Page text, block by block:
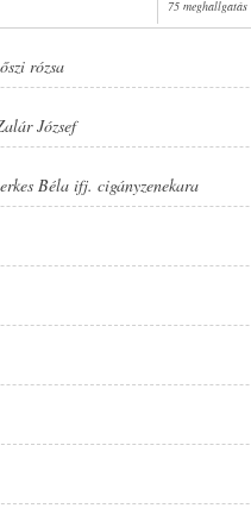
75 meghallgatás
rózsa
József
Béla ifj. cigányzenekara